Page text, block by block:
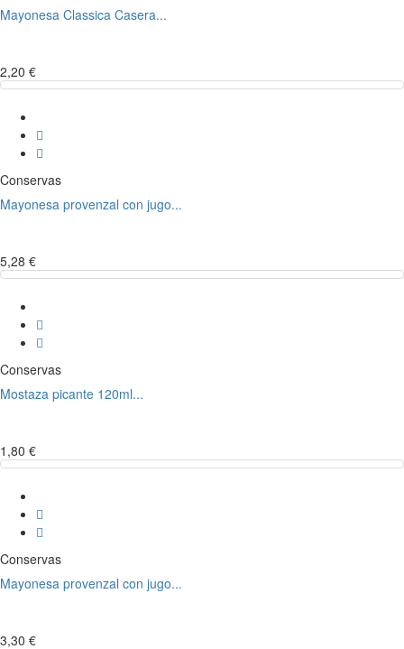
Mayonesa Classica Casera...
2,20 €
Conservas
Mayonesa provenzal con jugo...
5,28 €
Conservas
Mostaza picante 120ml...
1,80 €
Conservas
Mayonesa provenzal con jugo...
3,30 €